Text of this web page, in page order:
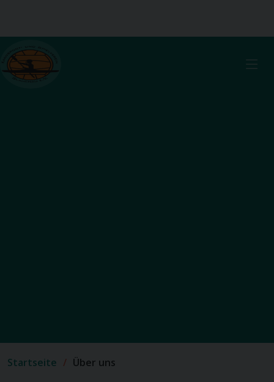
Startseite Über uns